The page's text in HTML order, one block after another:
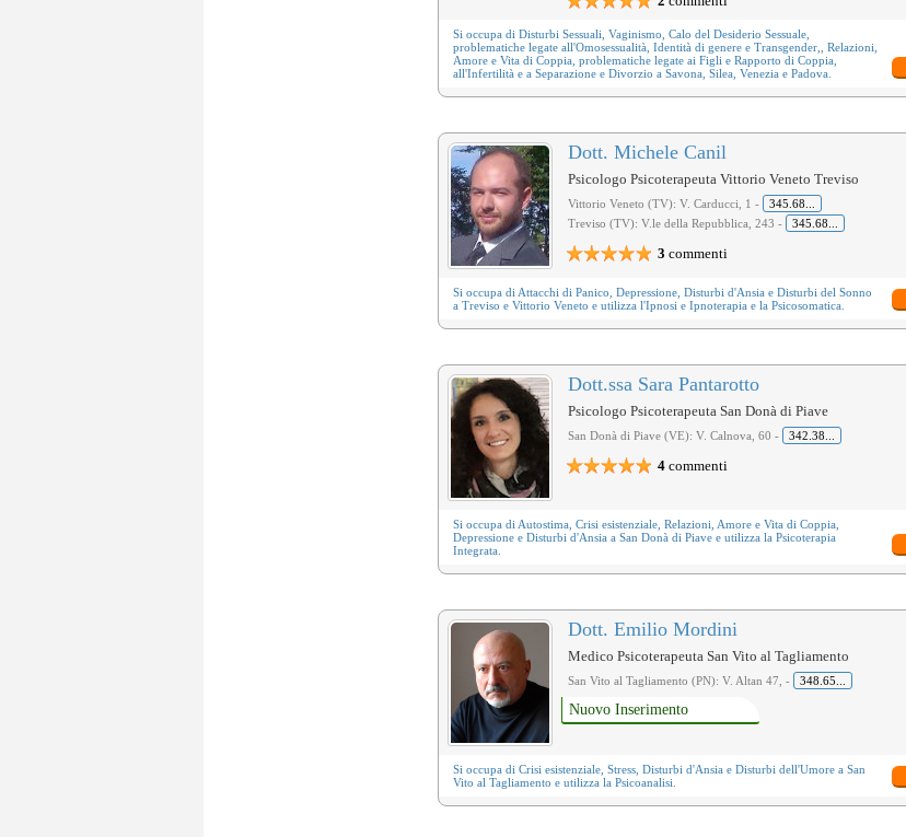
Si occupa di Disturbi Sessuali Vaginismo Calo del Desiderio Sessuale
problematiche legate all'Omosessualità Identità di genere e Transgender
Relazioni,
Amore e Vita di Coppia , problematiche legate ai Figli e Rapporto di Coppia
all'Infertilità e a Separazione e Divorzio a Savona, Silea, Venezia e Padova.
Dott. Michele Canil
Psicologo Psicoterapeuta Vittorio Veneto Treviso
Vittorio Veneto (TV): V. Carducci, 1 -
345.68...
Treviso (TV): V.le della Repubblica, 243 -
345.68...
3 commenti
Si occupa di Attacchi di Panico Depressione Disturbi d'Ansia e Disturbi del Sonno
a Treviso e Vittorio Veneto e utilizza l'Ipnosi e Ipnoterapia e la Psicosomatica
Dott.ssa Sara Pantarotto
Psicologo Psicoterapeuta San Donà di Piave
San Donà di Piave (VE): V. Calnova, 60 - 342.38...
4 commenti
Si occupa di Autostima Crisi esistenziale Relazioni, Amore e Vita di Coppia
Depressione e Disturbi d'Ansia a San Donà di Piave e utilizza la Psicoterapia
Integrata
Dott. Emilio Mordini
Medico Psicoterapeuta San Vito al Tagliamento
San Vito al Tagliamento (PN): V. Altan 47, - 348.65...
Nuovo Inserimento
Si occupa di Crisi esistenziale Stress Disturbi d'Ansia e Disturbi dell'Umore a San
Vito al Tagliamento e utilizza la Psicoanalisi